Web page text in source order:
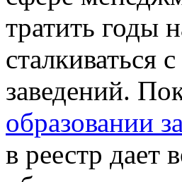
тратить годы
сталкиваться
заведений.
образовании
в реестр дает